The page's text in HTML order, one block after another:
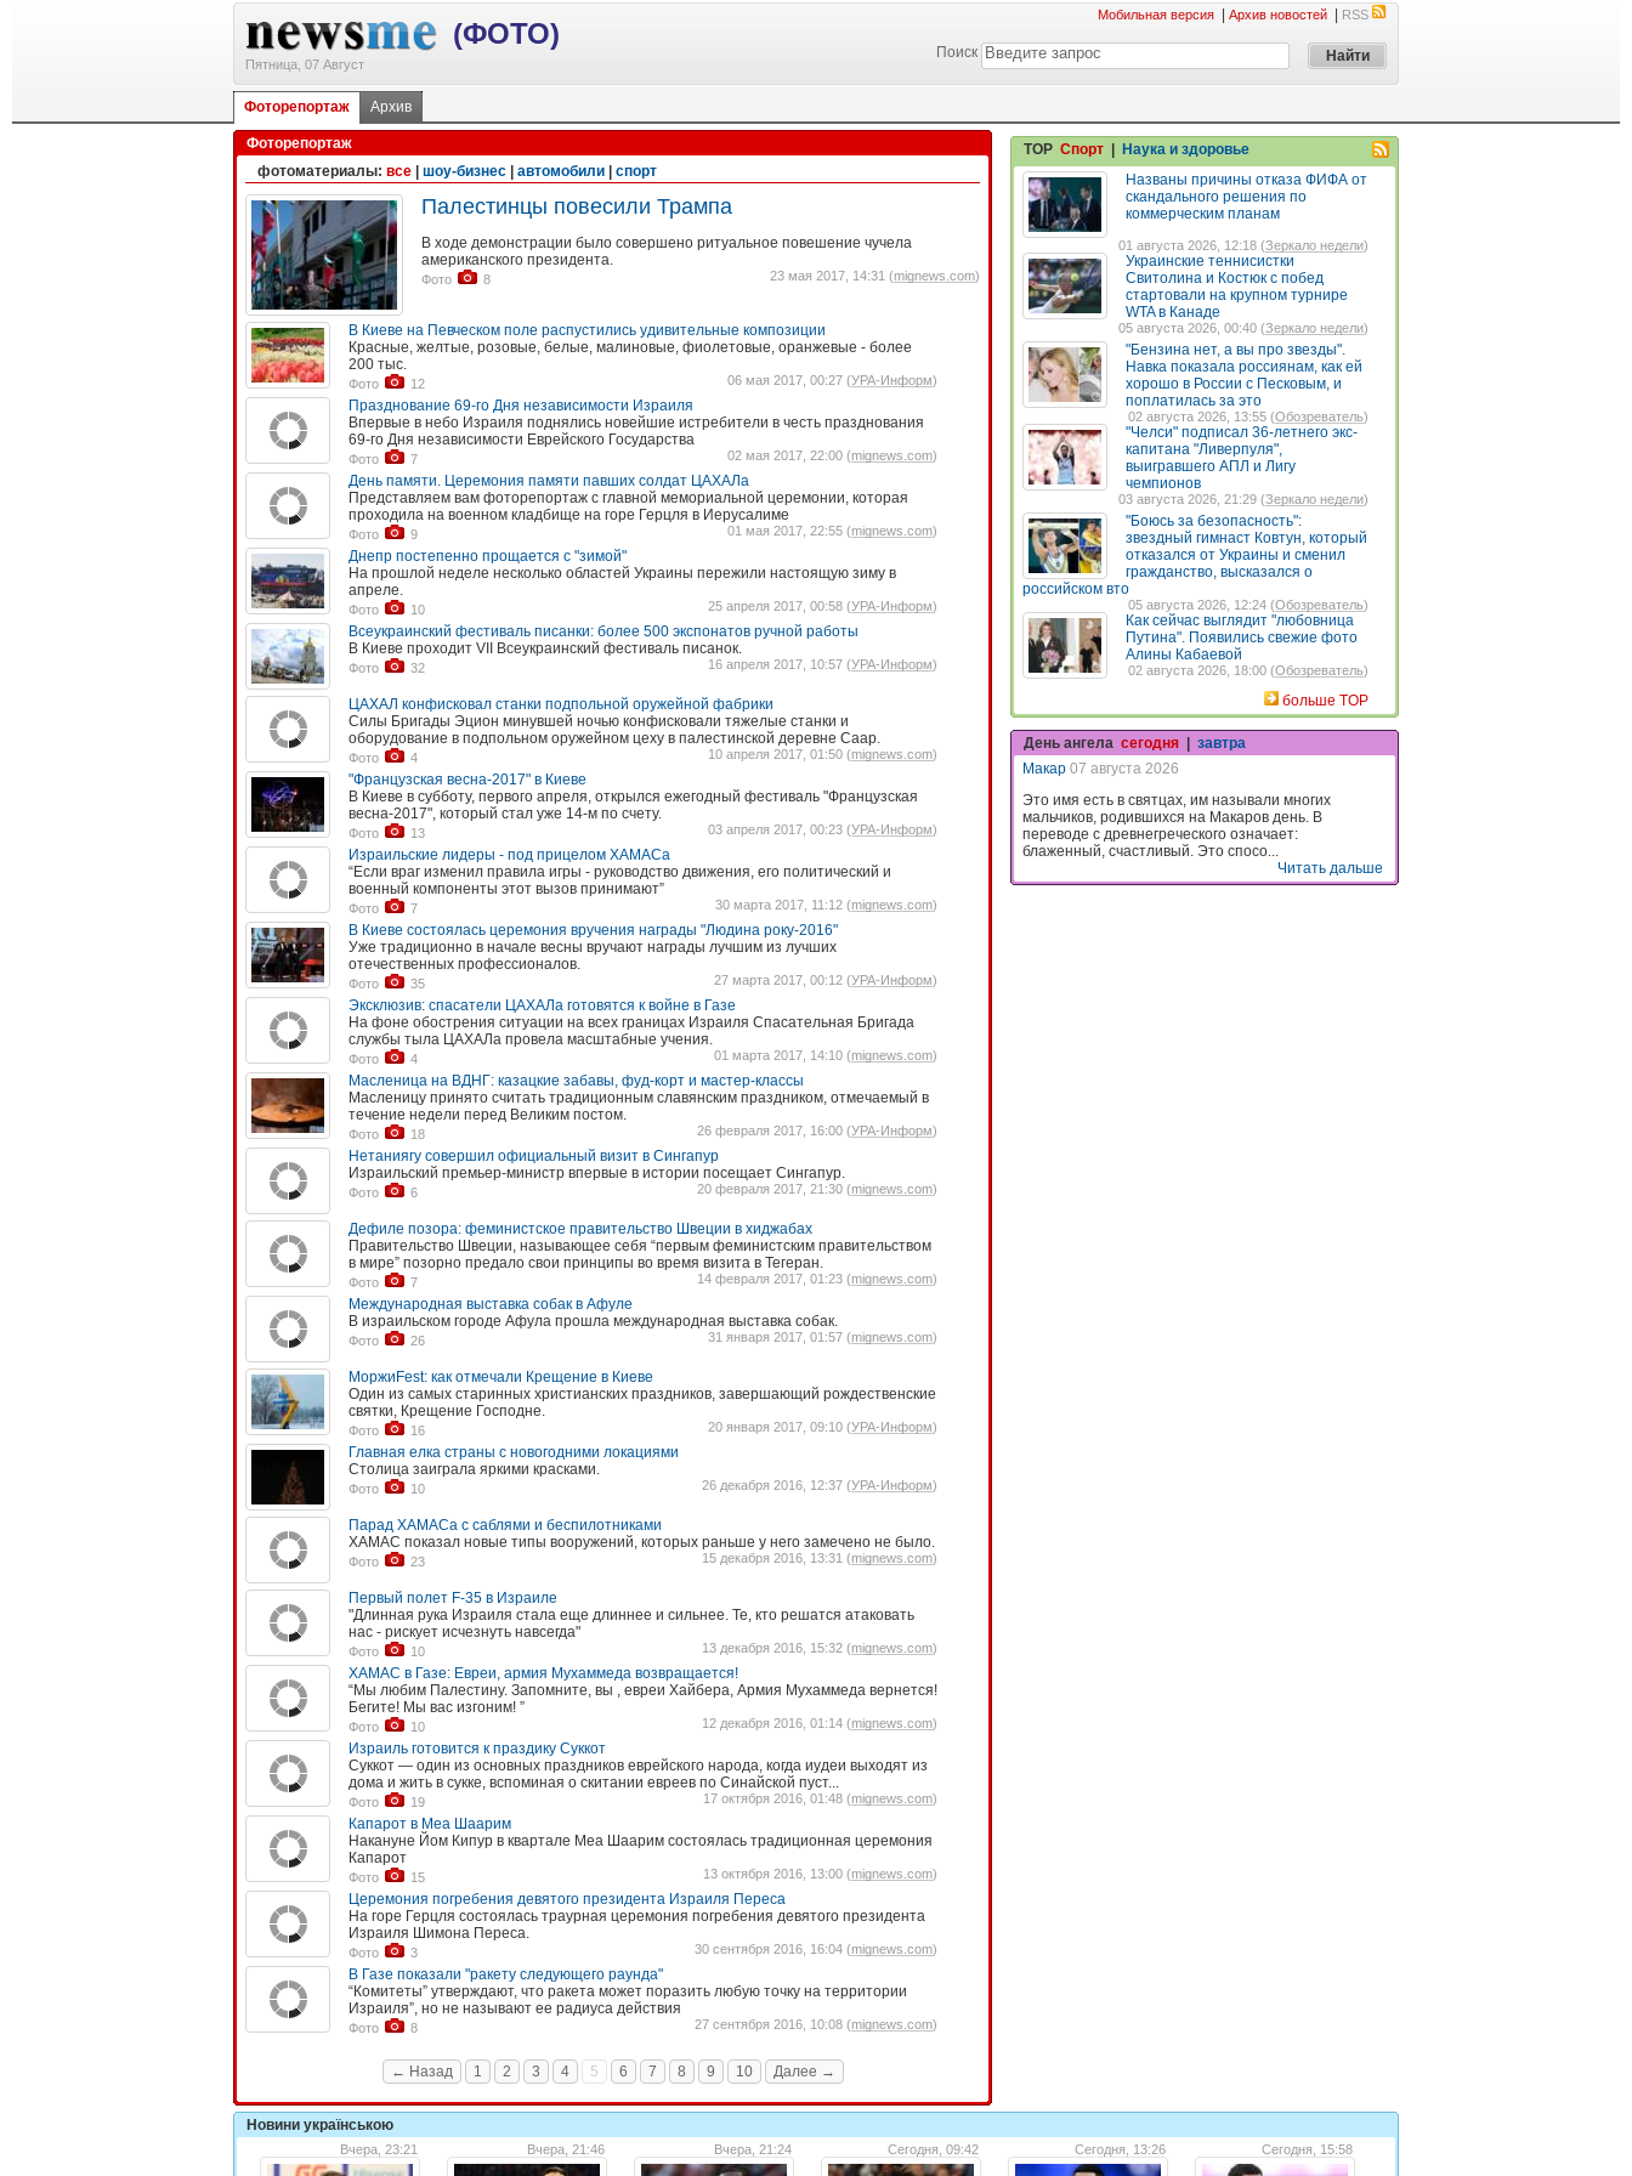
(ФОТО)
Пятница, 07 Август
Мобильная версия Архив новостей RSS
Поиск
Фоторепортаж Архив
Фоторепортаж
фотоматериалы: все шоу-бизнес автомобили спорт
Палестинцы повесили Трампа
В ходе демонстрации было совершено ритуальное повешение чучела
американского президента.
Фото 8 23 мая 2017, 14:31 (mignews.com)
В Киеве на Певческом поле распустились удивительные композиции
Красные, желтые, розовые, белые, малиновые, фиолетовые, оранжевые - более
200 тыс.
Фото 12 06 мая 2017, 00:27 (УРА-Информ)
Празднование 69-го Дня независимости Израиля
Впервые в небо Израиля поднялись новейшие истребители в честь празднования
69-го Дня независимости Еврейского Государства
Фото 7 02 мая 2017, 22:00 (mignews.com)
День памяти. Церемония памяти павших солдат ЦАХАЛа
Представляем вам фоторепортаж с главной мемориальной церемонии, которая
проходила на военном кладбище на горе Герцля в Иерусалиме
Фото 9 01 мая 2017, 22:55 (mignews.com)
Днепр постепенно прощается с "зимой"
На прошлой неделе несколько областей Украины пережили настоящую зиму в
апреле.
Фото 10 25 апреля 2017, 00:58 (УРА-Информ)
Всеукраинский фестиваль писанки: более 500 экспонатов ручной работы
В Киеве проходит VII Всеукраинский фестиваль писанок.
Фото 32 16 апреля 2017, 10:57 (УРА-Информ)
ЦАХАЛ конфисковал станки подпольной оружейной фабрики
Силы Бригады Эцион минувшей ночью конфисковали тяжелые станки и
оборудование в подпольном оружейном цеху в палестинской деревне Саар.
Фото 4 10 апреля 2017, 01:50 (mignews.com)
"Французская весна-2017" в Киеве
В Киеве в субботу, первого апреля, открылся ежегодный фестиваль "Французская
весна-2017", который стал уже 14-м по счету.
Фото 13 03 апреля 2017, 00:23 (УРА-Информ)
Израильские лидеры - под прицелом ХАМАСа
“Если враг изменил правила игры - руководство движения, его политический и
военный компоненты этот вызов принимают”
Фото 7 30 марта 2017, 11:12 (mignews.com)
В Киеве состоялась церемония вручения награды "Людина року-2016"
Уже традиционно в начале весны вручают награды лучшим из лучших
отечественных профессионалов.
Фото 35 27 марта 2017, 00:12 (УРА-Информ)
Эксклюзив: спасатели ЦАХАЛа готовятся к войне в Газе
На фоне обострения ситуации на всех границах Израиля Спасательная Бригада
службы тыла ЦАХАЛа провела масштабные учения.
Фото 4 01 марта 2017, 14:10 (mignews.com)
Масленица на ВДНГ: казацкие забавы, фуд-корт и мастер-классы
Масленицу принято считать традиционным славянским праздником, отмечаемый в
течение недели перед Великим постом.
Фото 18 26 февраля 2017, 16:00 (УРА-Информ)
Нетаниягу совершил официальный визит в Сингапур
Израильский премьер-министр впервые в истории посещает Сингапур.
Фото 6 20 февраля 2017, 21:30 (mignews.com)
Дефиле позора: феминистское правительство Швеции в хиджабах
Правительство Швеции, называющее себя “первым феминистским правительством
в мире” позорно предало свои принципы во время визита в Тегеран.
Фото 7 14 февраля 2017, 01:23 (mignews.com)
Международная выставка собак в Афуле
В израильском городе Афула прошла международная выставка собак.
Фото 26 31 января 2017, 01:57 (mignews.com)
МоржиFest: как отмечали Крещение в Киеве
Один из самых старинных христианских праздников, завершающий рождественские
святки, Крещение Господне.
Фото 16 20 января 2017, 09:10 (УРА-Информ)
Главная елка страны с новогодними локациями
Столица заиграла яркими красками.
Фото 10 26 декабря 2016, 12:37 (УРА-Информ)
Парад ХАМАСа с саблями и беспилотниками
ХАМАС показал новые типы вооружений, которых раньше у него замечено не было.
Фото 23 15 декабря 2016, 13:31 (mignews.com)
Первый полет F-35 в Израиле
"Длинная рука Израиля стала еще длиннее и сильнее. Те, кто решатся атаковать
нас - рискует исчезнуть навсегда"
Фото 10 13 декабря 2016, 15:32 (mignews.com)
ХАМАС в Газе: Евреи, армия Мухаммеда возвращается!
“Мы любим Палестину. Запомните, вы , евреи Хайбера, Армия Мухаммеда вернется!
Бегите! Мы вас изгоним! ”
Фото 10 12 декабря 2016, 01:14 (mignews.com)
Израиль готовится к праздику Суккот
Суккот — один из основных праздников еврейского народа, когда иудеи выходят из
дома и жить в сукке, вспоминая о скитании евреев по Синайской пуст...
Фото 19 17 октября 2016, 01:48 (mignews.com)
Капарот в Меа Шаарим
Накануне Йом Кипур в квартале Меа Шаарим состоялась традиционная церемония
Капарот
Фото 15 13 октября 2016, 13:00 (mignews.com)
Церемония погребения девятого президента Израиля Переса
На горе Герцля состоялась траурная церемония погребения девятого президента
Израиля Шимона Переса.
Фото 3 30 сентября 2016, 16:04 (mignews.com)
В Газе показали "ракету следующего раунда"
“Комитеты” утверждают, что ракета может поразить любую точку на территории
Израиля”, но не называют ее радиуса действия
Фото 8 27 сентября 2016, 10:08 (mignews.com)
← Назад 1 2 3 4 5 6 7 8 9 10 Далее →
TOP Спорт
Наука и здоровье
Названы причины отказа ФИФА от
скандального решения по
коммерческим планам
01 августа 2026, 12:18 (Зеркало недели)
Украинские теннисистки
Свитолина и Костюк с побед
стартовали на крупном турнире
WTA в Канаде
05 августа 2026, 00:40 (Зеркало недели)
"Бензина нет, а вы про звезды".
Навка показала россиянам, как ей
хорошо в России с Песковым, и
поплатилась за это
02 августа 2026, 13:55 (Обозреватель)
"Челси" подписал 36-летнего экс-
капитана "Ливерпуля",
выигравшего АПЛ и Лигу
чемпионов
03 августа 2026, 21:29 (Зеркало недели)
"Боюсь за безопасность":
звездный гимнаст Ковтун, который
отказался от Украины и сменил
гражданство, высказался о
российском вто
05 августа 2026, 12:24 (Обозреватель)
Как сейчас выглядит "любовница
Путина". Появились свежие фото
Алины Кабаевой
02 августа 2026, 18:00 (Обозреватель)
больше TOP
День ангела сегодня
завтра
Макар 07 августа 2026
Это имя есть в святцах, им называли многих
мальчиков, родившихся на Макаров день. В
переводе с древнегреческого означает:
блаженный, счастливый. Это спосо...
Читать дальше
Новини українською
Вчера, 23:21 Вчера, 21:46 Вчера, 21:24 Сегодня, 09:42 Сегодня, 13:26 Сегодня, 15:58